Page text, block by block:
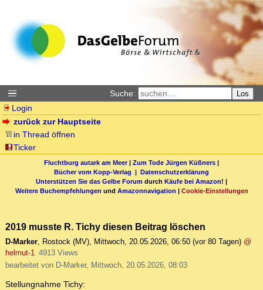
Suche: Los
Login
zurück zur Hauptseite
in Thread öffnen
Ticker
Fluchtburg autark am Meer| Zum Tode Jürgen Küßners |
Bücher vom Kopp-Verlag | Datenschutzerklärung
Unterstützen Sie das Gelbe Forum durch Käufe bei Amazon! |
Weitere Buchempfehlungen und Amazonnavigation | Cookie-Einstellungen
2019 musste R. Tichy diesen Beitrag löschen
D-Marker, Rostock (MV), Mittwoch, 20.05.2026, 06:50 (vor 80 Tagen) @
helmut-1 4913 Views
bearbeitet von D-Marker, Mittwoch, 20.05.2026, 08:03
Stellungnahme Tichy: